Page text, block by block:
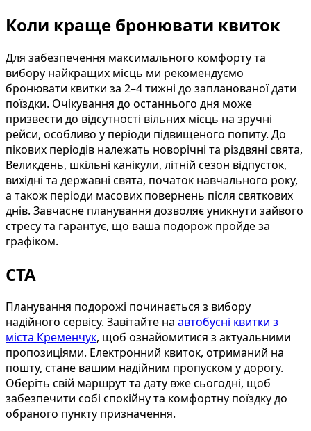
Коли краще бронювати квиток
Для забезпечення максимального комфорту та
вибору найкращих місць ми рекомендуємо
бронювати квитки за 2–4 тижні до запланованої дати
поїздки. Очікування до останнього дня може
призвести до відсутності вільних місць на зручні
рейси, особливо у періоди підвищеного попиту. До
пікових періодів належать новорічні та різдвяні свята,
Великдень, шкільні канікули, літній сезон відпусток,
вихідні та державні свята, початок навчального року,
а також періоди масових повернень після святкових
днів. Завчасне планування дозволяє уникнути зайвого
стресу та гарантує, що ваша подорож пройде за
графіком.
CTA
Планування подорожі починається з вибору
надійного сервісу. Завітайте на автобусні квитки з
міста Кременчук, щоб ознайомитися з актуальними
пропозиціями. Електронний квиток, отриманий на
пошту, стане вашим надійним пропуском у дорогу.
Оберіть свій маршрут та дату вже сьогодні, щоб
забезпечити собі спокійну та комфортну поїздку до
обраного пункту призначення.